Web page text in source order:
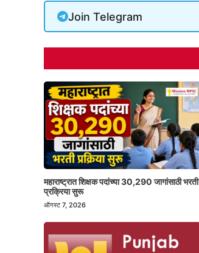
Join Telegram
महाराष्ट्रात शिक्षक पदांच्या 30,290 जागांसाठी भरती
प्रक्रिया सुरू
ऑगस्ट 7, 2026